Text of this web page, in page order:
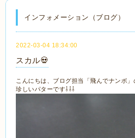
インフォメーション（ブログ）
2022-03-04 18:34:00
スカル💀
こんにちは、ブログ担当「飛んでナンボ」
珍しいパターです⇩⇩⇩